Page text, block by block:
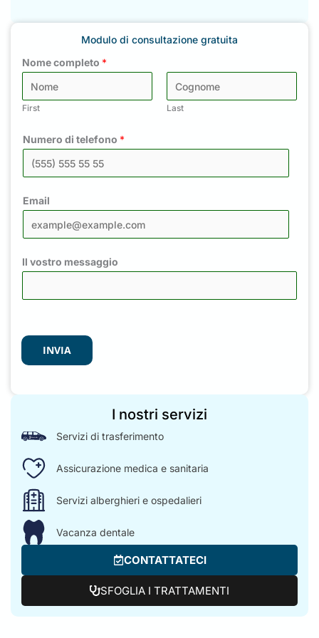
Modulo di consultazione gratuita
Nome completo *
First Last
Numero di telefono *
Email
Il vostro messaggio
INVIA
I nostri servizi
Servizi di trasferimento
Assicurazione medica e sanitaria
Servizi alberghieri e ospedalieri
Vacanza dentale
CONTATTATECI
SFOGLIA I TRATTAMENTI